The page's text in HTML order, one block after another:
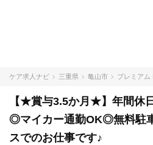
ケア求人ナビ 三重県 亀山市 プレミアム
【★賞与3.5か月★】年間休
◎マイカー通勤OK◎無料駐
スでのお仕事です♪